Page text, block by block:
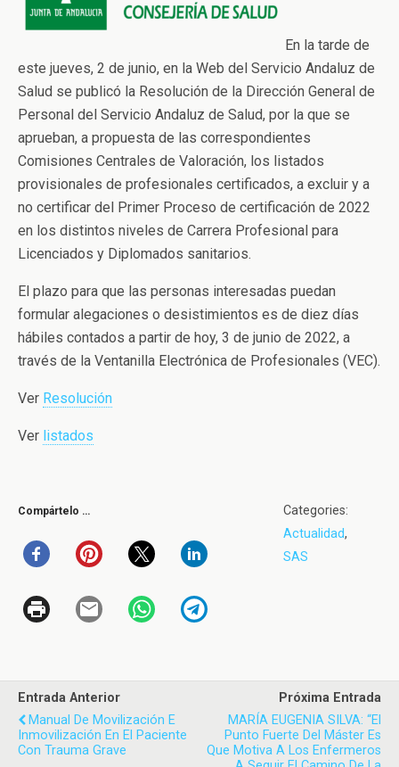
En la tarde de
este jueves, 2 de junio, en la Web del Servicio Andaluz de
Salud se publicó la Resolución de la Dirección General de
Personal del Servicio Andaluz de Salud, por la que se
aprueban, a propuesta de las correspondientes
Comisiones Centrales de Valoración, los listados
provisionales de profesionales certificados, a excluir y a
no certificar del Primer Proceso de certificación de 2022
en los distintos niveles de Carrera Profesional para
Licenciados y Diplomados sanitarios.
El plazo para que las personas interesadas puedan
formular alegaciones o desistimientos es de diez días
hábiles contados a partir de hoy, 3 de junio de 2022, a
través de la Ventanilla Electrónica de Profesionales (VEC).
Ver Resolución
Ver listados
Compártelo …
Categories:
Actualidad,
SAS
Entrada Anterior
Manual De Movilización E
Inmovilización En El Paciente
Con Trauma Grave
Próxima Entrada
MARÍA EUGENIA SILVA: “El
Punto Fuerte Del Máster Es
Que Motiva A Los Enfermeros